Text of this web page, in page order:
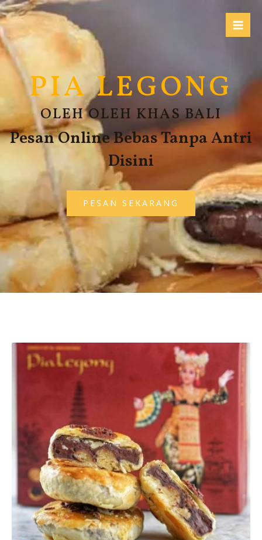
PIA LEGONG
OLEH OLEH KHAS BALI
Pesan Online Bebas Tanpa Antri
Disini
PESAN SEKARANG